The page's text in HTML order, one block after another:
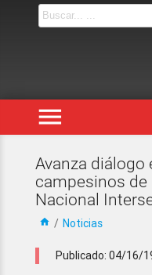
menu
Avanza diálogo
campesinos de
Nacional
home / Noticias
Publicado: 04/16/